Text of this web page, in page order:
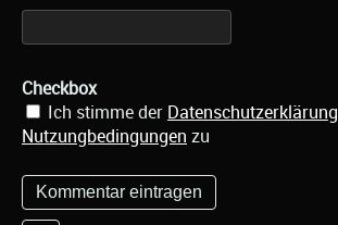
Checkbox
Ich stimme der Datenschutzerklärung
Nutzungbedingungen zu